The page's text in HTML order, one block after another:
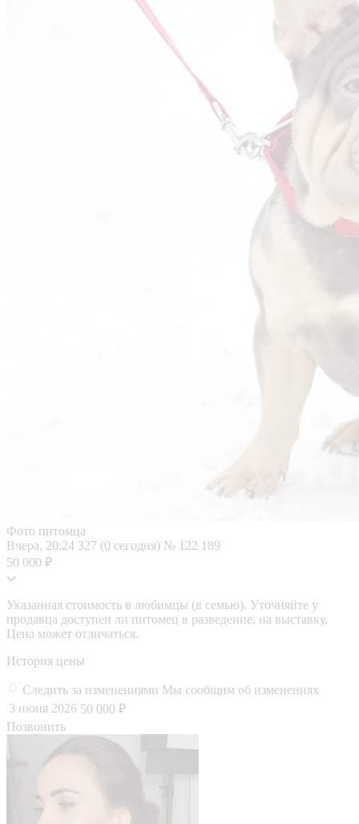
Фото питомца
Вчера, 20:24 327 (0 сегодня) № 122 189
50 000 ₽
Указанная стоимость в любимцы (в семью). Уточняйте у
продавца доступен ли питомец в разведение, на выставку.
Цена может отличаться.
История цены
Следить за изменениями Мы сообщим об изменениях
3 июня 2026 50 000 ₽
Позвонить